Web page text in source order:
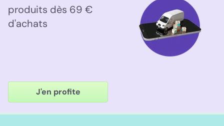
produits dès 69 €
d'achats
J'en profite